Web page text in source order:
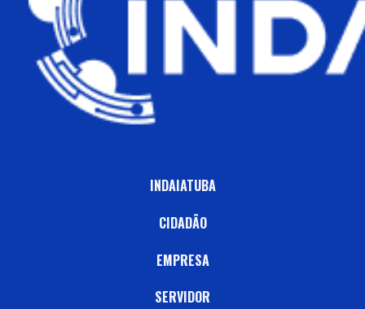
INDAIATUBA
CIDADÃO
EMPRESA
SERVIDOR